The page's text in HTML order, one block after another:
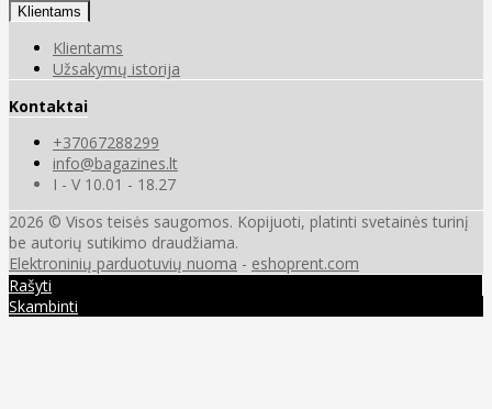
Klientams
Klientams
Užsakymų istorija
Kontaktai
+37067288299
info@bagazines.lt
I - V 10.01 - 18.27
2026 © Visos teisės saugomos. Kopijuoti, platinti svetainės turinį
be autorių sutikimo draudžiama.
Elektroninių parduotuvių nuoma - eshoprent.com
Rašyti
Skambinti